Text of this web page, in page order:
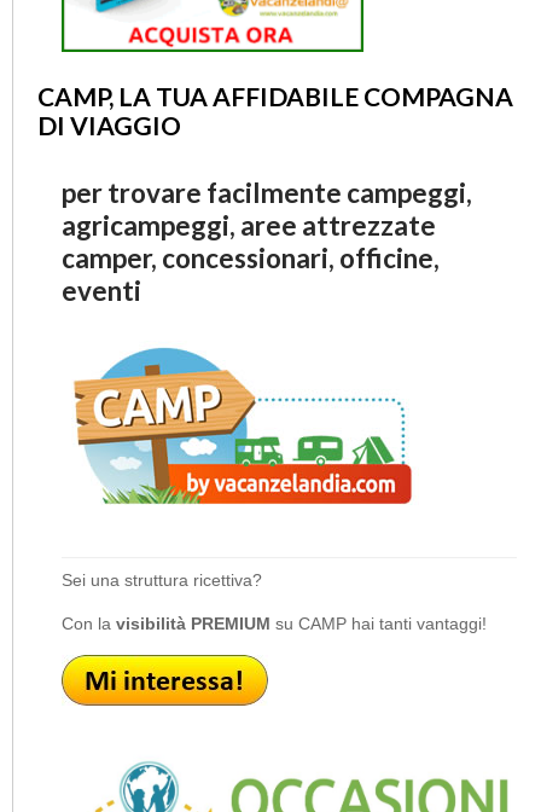
CAMP, LA TUA AFFIDABILE COMPAGNA
DI VIAGGIO
per trovare facilmente campeggi,
agricampeggi, aree attrezzate
camper, concessionari, officine,
eventi
Sei una struttura ricettiva?
Con la visibilità PREMIUM su CAMP hai tanti vantaggi!